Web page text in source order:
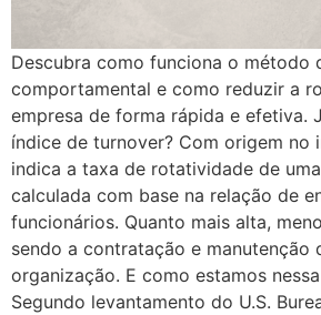
Descubra como funciona o método
comportamental e como reduzir a
empresa de forma rápida e efetiva.
índice de turnover? Com origem no
indica a taxa de rotatividade de
calculada com base na relação de
funcionários. Quanto mais alta,
sendo a contratação e manutenção
organização. E como estamos
Segundo levantamento do U.S.